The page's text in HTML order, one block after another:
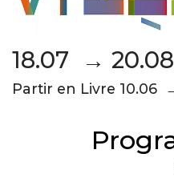
18.07 →
Partir en Livre 10.06